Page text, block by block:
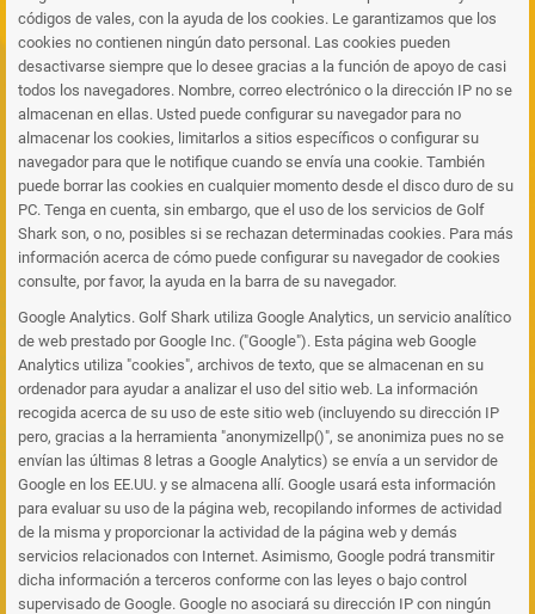
códigos de vales, con la ayuda de los cookies. Le garantizamos que los
cookies no contienen ningún dato personal. Las cookies pueden
desactivarse siempre que lo desee gracias a la función de apoyo de casi
todos los navegadores. Nombre, correo electrónico o la dirección IP no se
almacenan en ellas. Usted puede configurar su navegador para no
almacenar los cookies, limitarlos a sitios específicos o configurar su
navegador para que le notifique cuando se envía una cookie. También
puede borrar las cookies en cualquier momento desde el disco duro de su
PC. Tenga en cuenta, sin embargo, que el uso de los servicios de Golf
Shark son, o no, posibles si se rechazan determinadas cookies. Para más
información acerca de cómo puede configurar su navegador de cookies
consulte, por favor, la ayuda en la barra de su navegador.
Google Analytics. Golf Shark utiliza Google Analytics, un servicio analítico
de web prestado por Google Inc. ("Google"). Esta página web Google
Analytics utiliza "cookies", archivos de texto, que se almacenan en su
ordenador para ayudar a analizar el uso del sitio web. La información
recogida acerca de su uso de este sitio web (incluyendo su dirección IP
pero, gracias a la herramienta "anonymizellp()", se anonimiza pues no se
envían las últimas 8 letras a Google Analytics) se envía a un servidor de
Google en los EE.UU. y se almacena allí. Google usará esta información
para evaluar su uso de la página web, recopilando informes de actividad
de la misma y proporcionar la actividad de la página web y demás
servicios relacionados con Internet. Asimismo, Google podrá transmitir
dicha información a terceros conforme con las leyes o bajo control
supervisado de Google. Google no asociará su dirección IP con ningún